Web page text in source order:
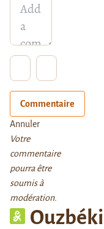
Commentaire
Annuler
Votre
commentaire
pourra être
soumis à
modération.